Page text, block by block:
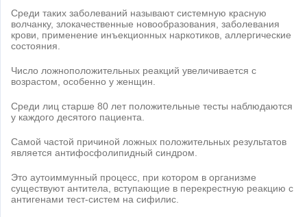
Среди таких заболеваний называют системную красную
волчанку, злокачественные новообразования, заболевания
крови, применение инъекционных наркотиков, аллергические
состояния.
Число ложноположительных реакций увеличивается с
возрастом, особенно у женщин.
Среди лиц старше 80 лет положительные тесты наблюдаются
у каждого десятого пациента.
Самой частой причиной ложных положительных результатов
является антифосфолипидный синдром.
Это аутоиммунный процесс, при котором в организме
существуют антитела, вступающие в перекрестную реакцию с
антигенами тест-систем на сифилис.